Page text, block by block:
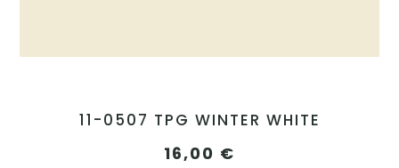
11-0507 TPG WINTER WHITE
16,00 €